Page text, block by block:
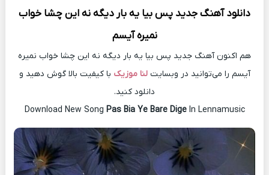
دانلود آهنگ جدید پس بیا یه بار دیگه نه این چشا خواب
نمیره آیسم
هم اکنون آهنگ جدید پس بیا یه بار دیگه نه این چشا خواب نمیره
آیسم را می‌توانید در وبسایتلنا موزیک با کیفیت بالا گوش دهید و
دانلود کنید.
Download New Song Pas Bia Ye Bare DigeIn Lennamusic